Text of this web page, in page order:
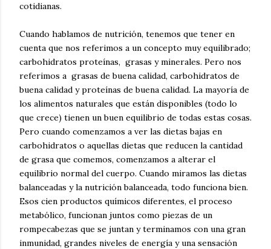
cotidianas.
Cuando hablamos de nutrición, tenemos que tener en
cuenta que nos referimos a un concepto muy equilibrado;
carbohidratos proteínas, grasas y minerales. Pero nos
referimos a grasas de buena calidad, carbohidratos de
buena calidad y proteínas de buena calidad. La mayoría de
los alimentos naturales que están disponibles (todo lo
que crece) tienen un buen equilibrio de todas estas cosas.
Pero cuando comenzamos a ver las dietas bajas en
carbohidratos o aquellas dietas que reducen la cantidad
de grasa que comemos, comenzamos a alterar el
equilibrio normal del cuerpo. Cuando miramos las dietas
balanceadas y la nutrición balanceada, todo funciona bien.
Esos cien productos químicos diferentes, el proceso
metabólico, funcionan juntos como piezas de un
rompecabezas que se juntan y terminamos con una gran
inmunidad, grandes niveles de energía y una sensación